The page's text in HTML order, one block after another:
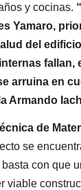
y cocinas.
Yamaro,
del
fallan,
arruina en
Armando
de
se
con que
viable